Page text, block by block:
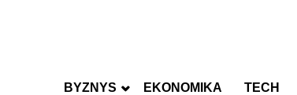
BYZNYS EKONOMIKA TECH